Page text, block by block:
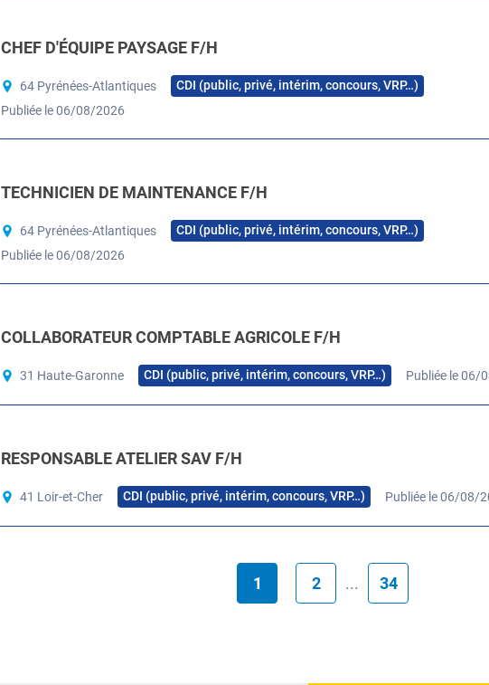
CHEF D'ÉQUIPE PAYSAGE F/H
64 Pyrénées-Atlantiques
CDI (public, privé, intérim, concours, VRP…)
Publiée le 06/08/2026
TECHNICIEN DE MAINTENANCE F/H
64 Pyrénées-Atlantiques
CDI (public, privé, intérim, concours, VRP…)
Publiée le 06/08/2026
COLLABORATEUR COMPTABLE AGRICOLE F/H
31 Haute-Garonne CDI (public, privé, intérim, concours, VRP…) Publiée le 06/
RESPONSABLE ATELIER SAV F/H
41 Loir-et-Cher CDI (public, privé, intérim, concours, VRP…) Publiée le 06/08/
1 2 ... 34